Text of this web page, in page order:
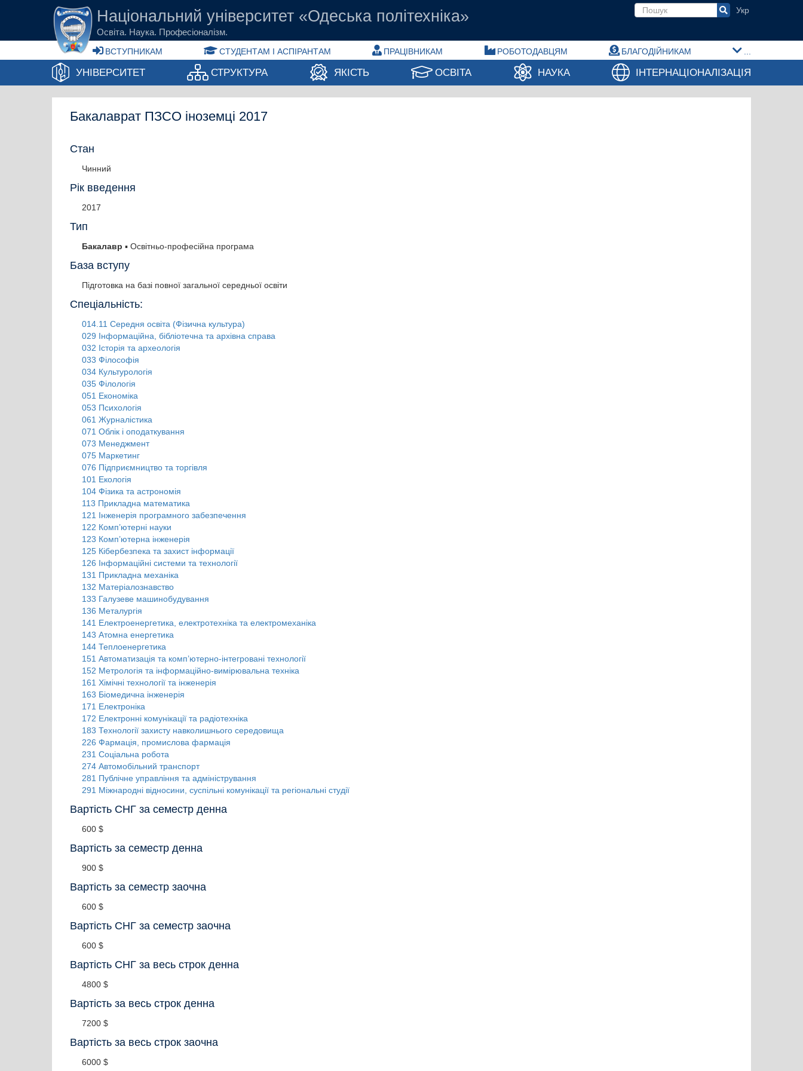
Перейти до основного вмісту
Національний університет «Одеська політехніка»
Освіта. Наука. Професіоналізм.
Пошукова форма
ВСТУПНИКАМ СТУДЕНТАМ І АСПІРАНТАМ ПРАЦІВНИКАМ РОБОТОДАВЦЯМ БЛАГОДІЙНИКАМ
УНІВЕРСИТЕТ СТРУКТУРА ЯКІСТЬ ОСВІТА НАУКА ІНТЕРНАЦІОНАЛІЗАЦІЯ
Бакалаврат ПЗСО іноземці 2017
Стан
Чинний
Рік введення
2017
Тип
Бакалавр ▪ Освітньо-професійна програма
База вступу
Підготовка на базі повної загальної середньої освіти
Спеціальність:
014.11 Середня освіта (Фізична культура)
029 Інформаційна, бібліотечна та архівна справа
032 Історія та археологія
033 Філософія
034 Культурологія
035 Філологія
051 Економіка
053 Психологія
061 Журналістика
071 Облік і оподаткування
073 Менеджмент
075 Маркетинг
076 Підприємництво та торгівля
101 Екологія
104 Фізика та астрономія
113 Прикладна математика
121 Інженерія програмного забезпечення
122 Комп’ютерні науки
123 Комп’ютерна інженерія
125 Кібербезпека та захист інформації
126 Інформаційні системи та технології
131 Прикладна механіка
132 Матеріалознавство
133 Галузеве машинобудування
136 Металургія
141 Електроенергетика, електротехніка та електромеханіка
143 Атомна енергетика
144 Теплоенергетика
151 Автоматизація та комп’ютерно-інтегровані технології
152 Метрологія та інформаційно-вимірювальна техніка
161 Хімічні технології та інженерія
163 Біомедична інженерія
171 Електроніка
172 Електронні комунікації та радіотехніка
183 Технології захисту навколишнього середовища
226 Фармація, промислова фармація
231 Соціальна робота
274 Автомобільний транспорт
281 Публічне управління та адміністрування
291 Міжнародні відносини, суспільні комунікації та регіональні студії
Вартість СНГ за семестр денна
600 $
Вартість за семестр денна
900 $
Вартість за семестр заочна
600 $
Вартість СНГ за семестр заочна
600 $
Вартість СНГ за весь строк денна
4800 $
Вартість за весь строк денна
7200 $
Вартість за весь строк заочна
6000 $